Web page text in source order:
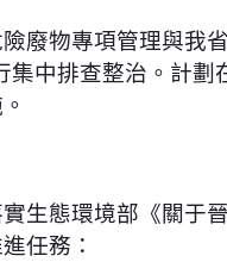
廢物專項管理與
集中排查整治。計
生態環境部《關
任務：